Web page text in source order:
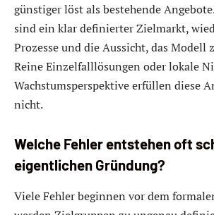
günstiger löst als bestehende
sind ein klar definierter Zielmarkt,
Prozesse und die Aussicht, das Modell
Reine Einzelfalllösungen oder lokale
Wachstumsperspektive erfüllen diese
nicht.
Welche Fehler entstehen oft
eigentlichen Gründung?
Viele Fehler beginnen vor dem